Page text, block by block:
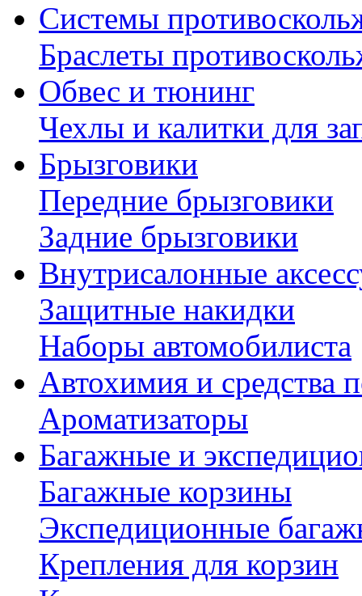
Системы
Браслеты
Обвес и тюнинг
Чехлы и калитки для
Брызговики
Передние брызговики
Задние брызговики
Внутрисалонные
Защитные накидки
Наборы автомобилиста
Автохимия и средства
Ароматизаторы
Багажные и
Багажные корзины
Экспедиционные
Крепления для корзин